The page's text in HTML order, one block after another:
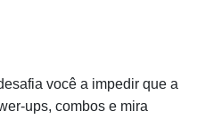
você a impedir que a
ups, combos e mira